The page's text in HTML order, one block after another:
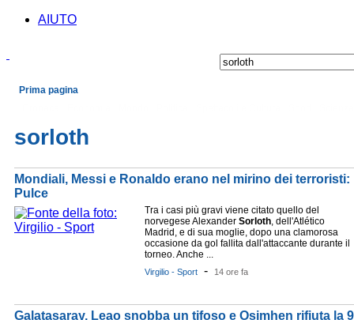
AIUTO
Prima pagina
sorloth
Mondiali, Messi e Ronaldo erano nel mirino dei
Pulce
Tra i casi più gravi viene citato quello del
norvegese Alexander Sorloth, dell'Atlético
Madrid, e di sua moglie, dopo una clamorosa
occasione da gol fallita dall'attaccante durante il
torneo. Anche ...
Virgilio - Sport - 14 ore fa
Galatasaray, Leao snobba un tifoso e Osimhen rifiuta la